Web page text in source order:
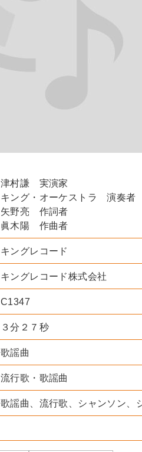
津村謙 実演家
キング・オーケストラ 演奏者
矢野亮 作詞者
眞木陽 作曲者
キングレコード
キングレコード株式会社
C1347
３分２７秒
歌謡曲
流行歌・歌謡曲
歌謡曲、流行歌、シャンソン、